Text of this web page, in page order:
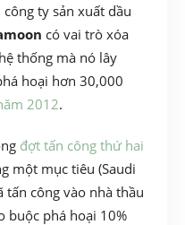
ty sản xuất dầu
có vai trò xóa
thống mà nó lây
hoại hơn 30,000
2012.
đợt tấn công thứ hai
một mục tiêu (Saudi
tấn công vào nhà thầu
buộc phá hoại 10%